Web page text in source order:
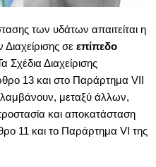
των υδάτων απαιτείται η
σε επίπεδο
Σχέδια Διαχείρισης
13 και στο Παράρτημα VII
μεταξύ άλλων,
και αποκατάσταση
11 και το Παράρτημα VI της